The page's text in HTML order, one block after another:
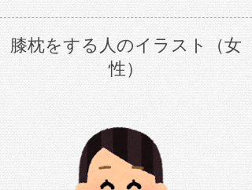
膝枕をする人のイラスト（女
性）